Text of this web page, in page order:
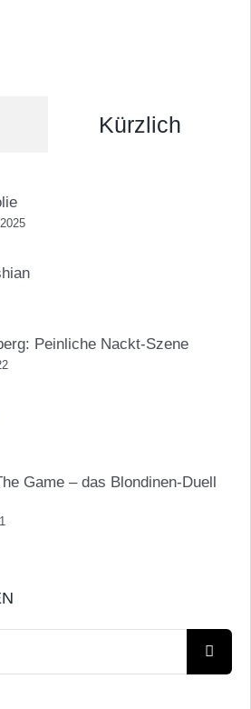
Kürzlich
Peinliche Nackt-Szene
Game – das Blondinen-Duell